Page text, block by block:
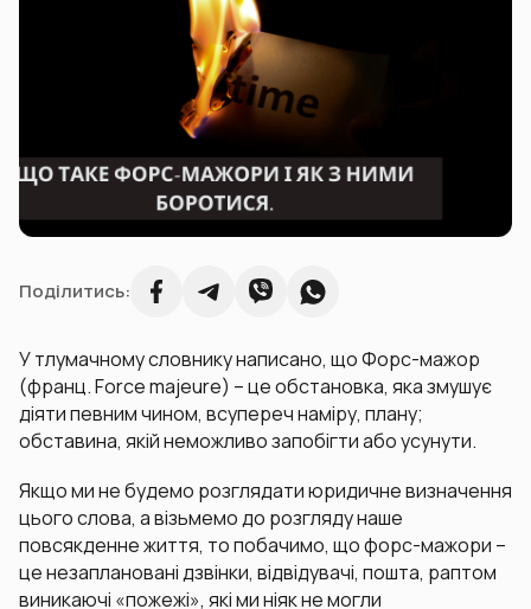
Поділитись:
У тлумачному словнику написано, що Форс-мажор
(франц. Force majeure) – це обстановка, яка змушує
діяти певним чином, всупереч наміру, плану;
обставина, якій неможливо запобігти або усунути.
Якщо ми не будемо розглядати юридичне визначення
цього слова, а візьмемо до розгляду наше
повсякденне життя, то побачимо, що форс-мажори –
це незаплановані дзвінки, відвідувачі, пошта, раптом
виникаючі «пожежі», які ми ніяк не могли